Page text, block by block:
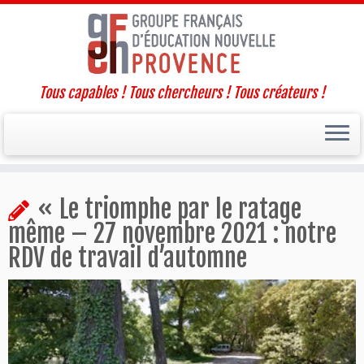
au
contenu
Tous capables ! Tous chercheurs ! Tous créateurs !
« Le triomphe par le ratage
même – 27 novembre 2021 : notre
RDV de travail d’automne